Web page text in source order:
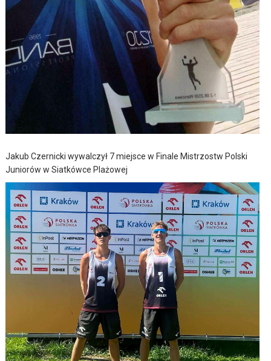
Jakub Czernicki wywalczył 7 miejsce w Finale Mistrzostw Polski
Juniorów w Siatkówce Plażowej